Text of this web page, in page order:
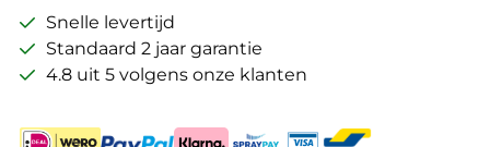
Snelle levertijd
Standaard 2 jaar garantie
4.8 uit 5 volgens onze klanten